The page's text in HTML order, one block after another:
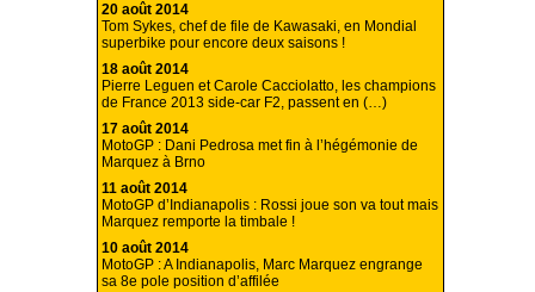
20 août 2014
Tom Sykes, chef de file de Kawasaki, en Mondial
superbike pour encore deux saisons !
18 août 2014
Pierre Leguen et Carole Cacciolatto, les champions
de France 2013 side-car F2, passent en (…)
17 août 2014
MotoGP : Dani Pedrosa met fin à l’hégémonie de
Marquez à Brno
11 août 2014
MotoGP d’Indianapolis : Rossi joue son va tout mais
Marquez remporte la timbale !
10 août 2014
MotoGP : A Indianapolis, Marc Marquez engrange
sa 8e pole position d’affilée